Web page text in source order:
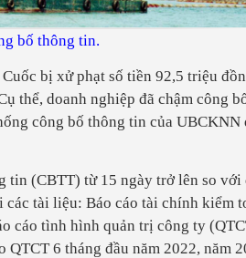
bố thông tin.
bị xử phạt số tiền 92,5 triệu
thể, doanh nghiệp đã chậm công
công bố thông tin của
tin (CBTT) từ 15 ngày trở lên so với
tài liệu: Báo cáo tài chính kiểm
cáo tình hình quản trị công ty
QTCT 6 tháng đầu năm 2022, năm